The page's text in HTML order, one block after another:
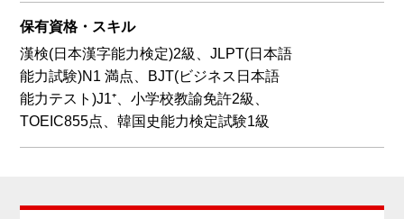
保有資格・スキル
漢検(日本漢字能力検定)2級、JLPT(日本語
能力試験)N1 満点、BJT(ビジネス日本語
能力テスト)J1⁺、小学校教諭免許2級、
TOEIC855点、韓国史能力検定試験1級